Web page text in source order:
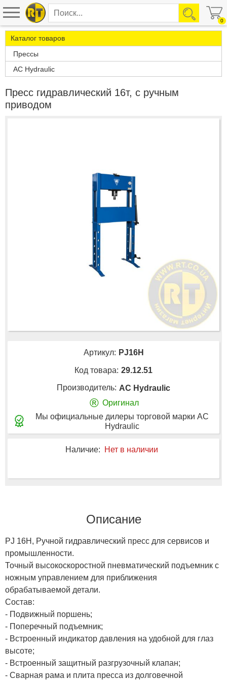
0
Каталог товаров
Прессы
AC Hydraulic
Пресс гидравлический 16т, с ручным
приводом
Артикул: PJ16H
Код товара: 29.12.51
Производитель: AC Hydraulic
® Оригинал
Мы официальные дилеры торговой марки AC
Hydraulic
Наличие: Нет в наличии
Описание
PJ 16H, Ручной гидравлический пресс для сервисов и
промышленности.
Точный высокоскоростной пневматический подъемник с
ножным управлением для приближения
обрабатываемой детали.
Состав:
- Подвижный поршень;
- Поперечный подъемник;
- Встроенный индикатор давления на удобной для глаз
высоте;
- Встроенный защитный разгрузочный клапан;
- Сварная рама и плита пресса из долговечной